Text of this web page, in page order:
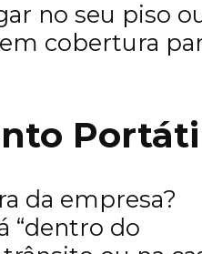
no seu piso
cobertura
da empresa?
“dentro do